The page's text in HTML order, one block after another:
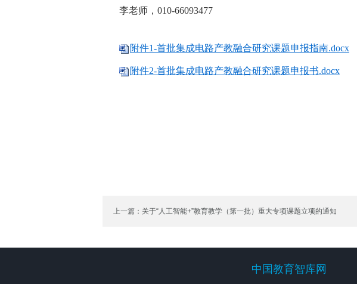
李老师，010-66093477
附件1-首批集成电路产教融合研究课题申报指南.docx
附件2-首批集成电路产教融合研究课题申报书.docx
上一篇：关于“人工智能+”教育教学（第一批）重大专项课题立项的通知
中国教育智库网